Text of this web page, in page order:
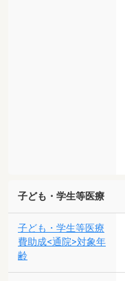
子ども・学生等医療
子ども・学生等医療
費助成<通院>対象年
齢